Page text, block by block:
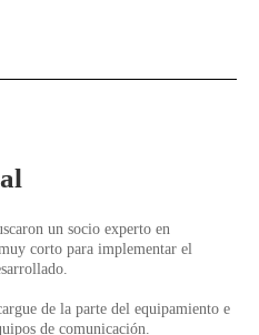
un socio experto en
corto para implementar el
de la parte del equipamiento e
de comunicación.